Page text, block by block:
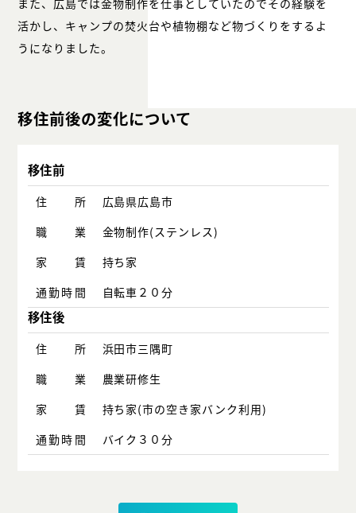
活かし、キャンプの焚火台や植物棚など物づくりをするよ
うになりました。
移住前後の変化について
移住前
住所
広島県広島市
職業
金物制作(ステンレス)
家賃
持ち家
通勤時間
自転車２０分
移住後
住所
浜田市三隅町
職業
農業研修生
家賃
持ち家(市の空き家バンク利用)
通勤時間
バイク３０分